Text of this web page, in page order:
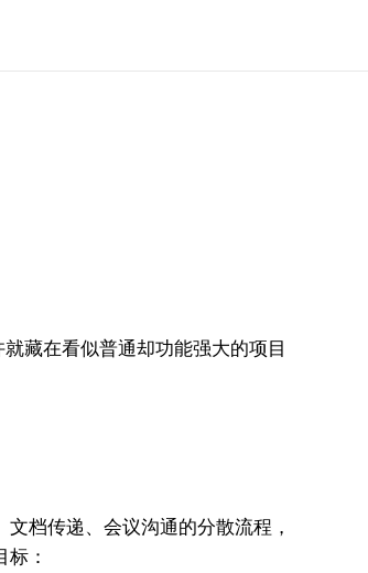
藏在看似普通却功能强大的项目
档传递、会议沟通的分散流程，
：